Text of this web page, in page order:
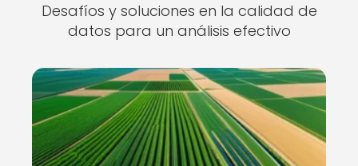
Desafíos y soluciones en la calidad de
datos para un análisis efectivo